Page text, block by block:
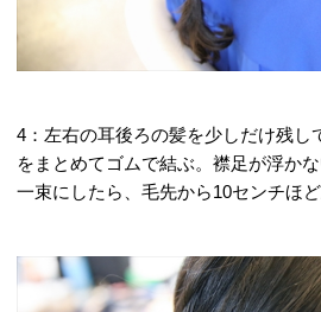
4：左右の耳後ろの髪を少しだけ残し
をまとめてゴムで結ぶ。襟足が浮か
一束にしたら、毛先から10センチほ